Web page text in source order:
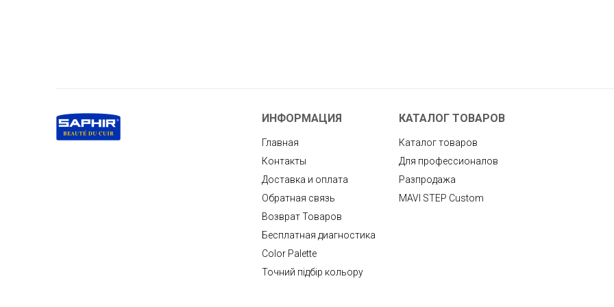
ИНФОРМАЦИЯ
Главная
Контакты
Доставка и оплата
Обратная связь
Возврат Товаров
Бесплатная диагностика
Color Palette
Точний підбір кольору
КАТАЛОГ ТОВАРОВ
Каталог товаров
Для профессионалов
Разпродажа
MAVI STEP Custom